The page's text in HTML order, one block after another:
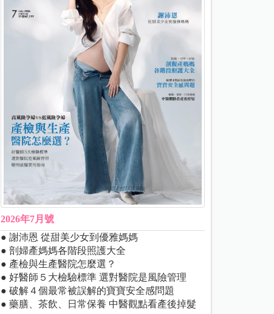
2026年7月號
● 謝沛恩 從甜美少女到優雅媽媽
● 剖婦產媽媽各階段照護大全
● 產檢與生產醫院怎麼選？
● 好醫師５大檢驗標準 選對醫院是風險管理
● 破解４個最常被誤解的寶寶安全感問題
● 藥膳、茶飲、日常保養 中醫觀點看產後掉髮